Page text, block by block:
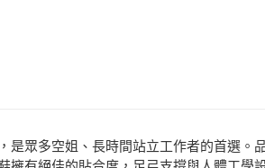
是眾多空姐、長時間站立工作者的首選